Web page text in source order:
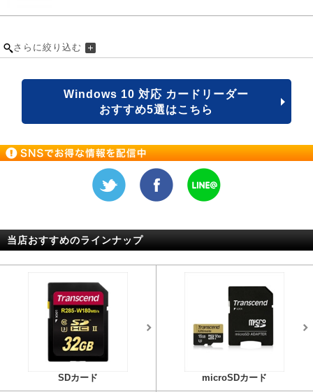
さらに絞り込む
Windows 10 対応 カードリーダー
おすすめ5選はこちら
当店おすすめのラインナップ
SDカード microSDカード